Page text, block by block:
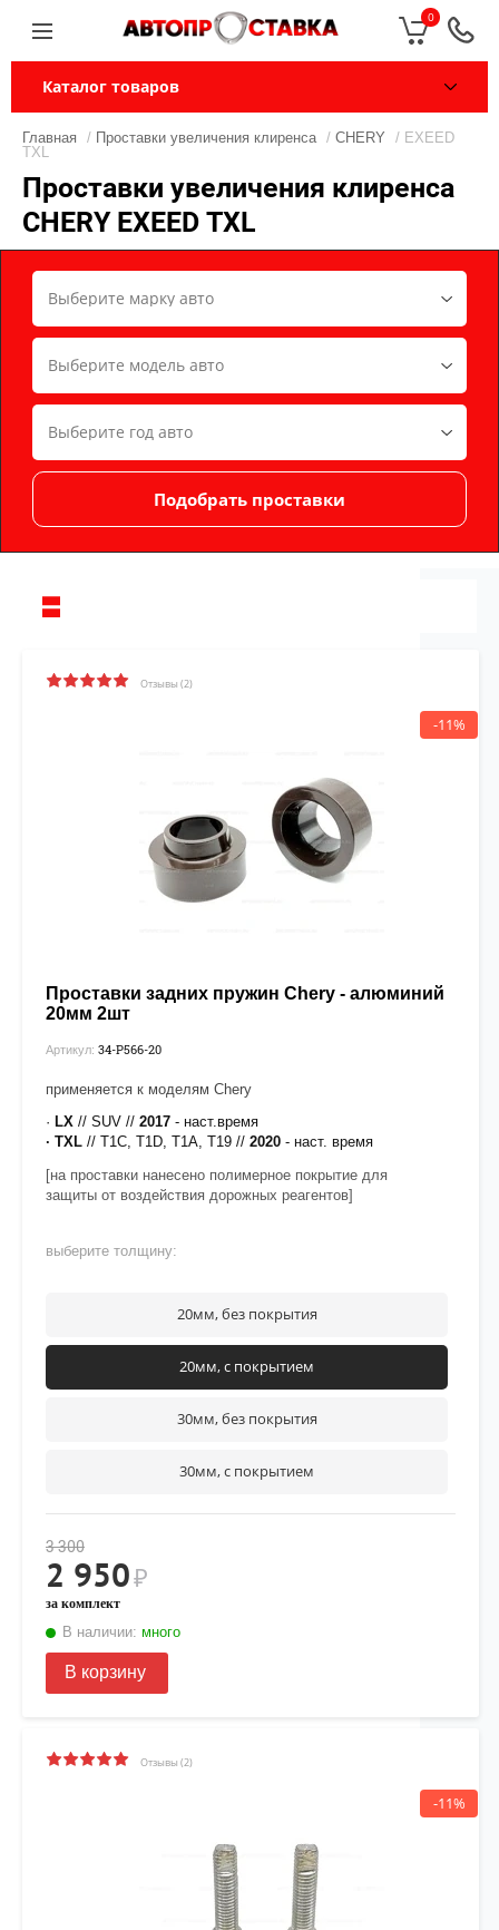
0
Каталог товаров
Главная / Проставки увеличения клиренса / CHERY
/ EXEED
TXL
Проставки увеличения клиренса
CHERY EXEED TXL
Отзывы (2)
-11%
Проставки задних пружин Chery - алюминий
20мм 2шт
Артикул: 34-P566-20
применяется к моделям Chery
· LX // SUV // 2017 - наст.время
· TXL // T1C, T1D, T1A, T19 // 2020 - наст. время
[на проставки нанесено полимерное покрытие для
защиты от воздействия дорожных реагентов]
выберите толщину:
20мм, без покрытия
20мм, с покрытием
30мм, без покрытия
30мм, с покрытием
3 300
2 950₽
за комплект
В наличии: много
В корзину
Отзывы (2)
-11%